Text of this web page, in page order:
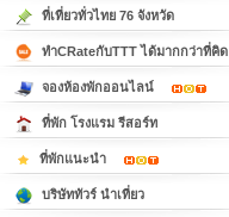
ที่เที่ยวทั่วไทย 76 จังหวัด
ทำCRateกับTTT ได้มากกว่าที่คิด
จองห้องพักออนไลน์
ที่พัก โรงแรม รีสอร์ท
ที่พักแนะนำ
บริษัททัวร์ นำเที่ยว